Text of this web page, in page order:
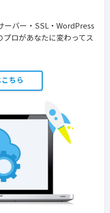
ーバー・SSL・WordPress
ロがあなたに変わってス
ちら